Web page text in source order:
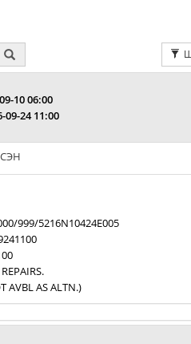
10 06:00
09-24 11:00
999/5216N10424E005
AVBL AS ALTN.)